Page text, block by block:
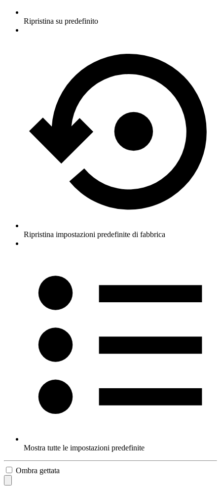
Ripristina su predefinito
Ripristina impostazioni predefinite di fabbrica
Mostra tutte le impostazioni predefinite
Ombra gettata